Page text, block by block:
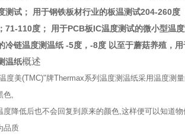
测试； 用于钢铁板材行业的板温测试204-260
71-110度； 用于PCB板IC温度测试的微小型温
冷链温度测温纸 -5度，-8度 以至于蘑菇养殖，
温纸概述
度美(TMC)"牌Thermax系列温度测温纸采用温度测
色,
度降低后也不会回复到原来的颜色,这样便可以知道
品质